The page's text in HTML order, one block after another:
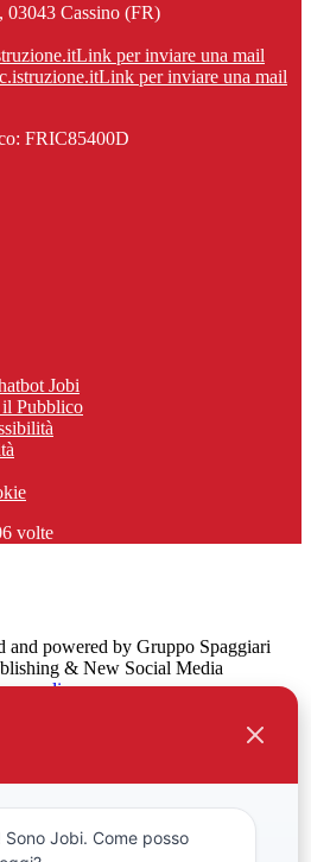
Cassino (FR)
Link per inviare una mail
Link per inviare una mail
FRIC85400D
Jobi
Pubblico
volte
and powered by Gruppo Spaggiari
& New Social Media